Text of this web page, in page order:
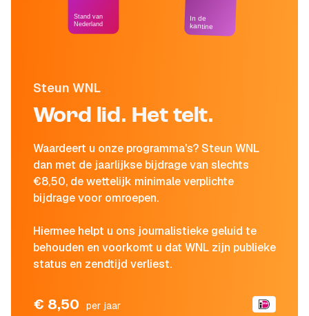
Steun WNL
Word lid. Het telt.
Waardeert u onze programma's? Steun WNL
dan met de jaarlijkse bijdrage van slechts
€8,50, de wettelijk minimale verplichte
bijdrage voor omroepen.
Hiermee helpt u ons journalistieke geluid te
behouden en voorkomt u dat WNL zijn publieke
status en zendtijd verliest.
€ 8,50 per jaar
Stand van
Nederland
In de
kantine